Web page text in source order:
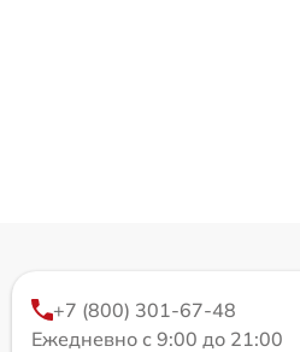
+7 (800) 301-67-48
Ежедневно с 9:00 до 21:00